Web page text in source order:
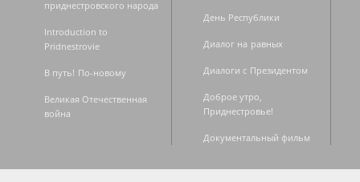
приднестровского народа
Introduction to
Pridnestrovie
В путь! По-новому
Великая Отечественная
война
День Республики
Диалог на равных
Диалоги с Президентом
Доброе утро,
Приднестровье!
Документальный фильм